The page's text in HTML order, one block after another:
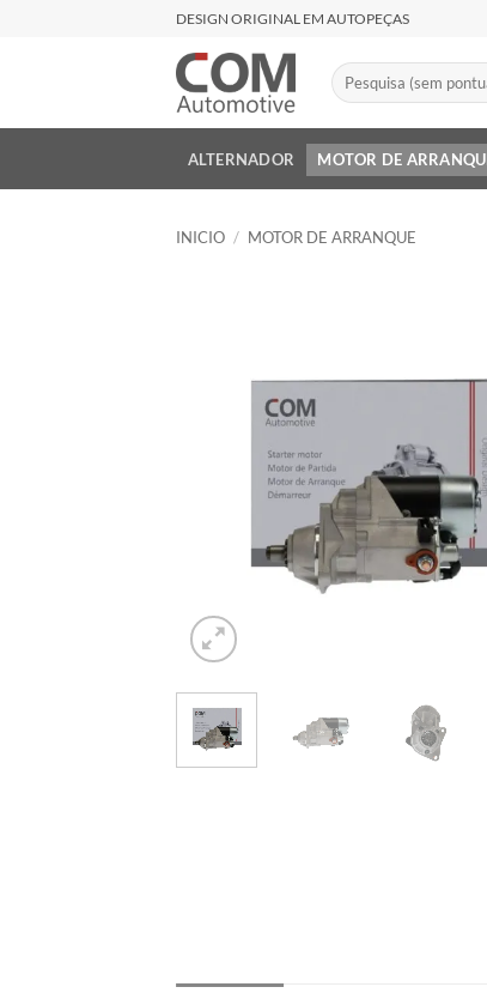
DESIGN ORIGINAL EM AUTOPEÇAS
Buscar
por:
ALTERNADOR MOTOR DE
INICIO / MOTOR DE ARRANQUE